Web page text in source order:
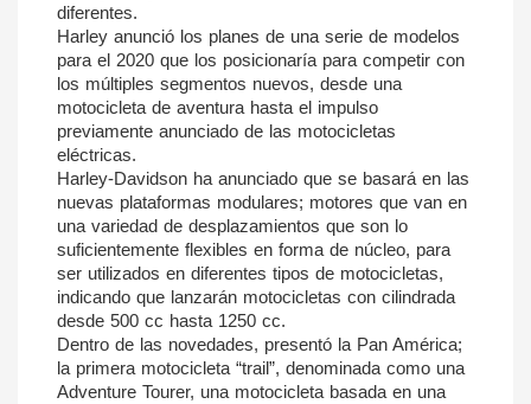
diferentes.
Harley anunció los planes de una serie de modelos
para el 2020 que los posicionaría para competir con
los múltiples segmentos nuevos, desde una
motocicleta de aventura hasta el impulso
previamente anunciado de las motocicletas
eléctricas.
Harley-Davidson ha anunciado que se basará en las
nuevas plataformas modulares; motores que van en
una variedad de desplazamientos que son lo
suficientemente flexibles en forma de núcleo, para
ser utilizados en diferentes tipos de motocicletas,
indicando que lanzarán motocicletas con cilindrada
desde 500 cc hasta 1250 cc.
Dentro de las novedades, presentó la Pan América;
la primera motocicleta “trail”, denominada como una
Adventure Tourer, una motocicleta basada en una